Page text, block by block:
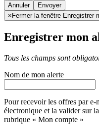
Annuler
× Fermer la fenêtre Enregistrer
Enregistrer mon
Tous les champs sont
Nom de mon alerte
Pour recevoir les offres par e-
électronique et la valider sur
rubrique « Mon compte »